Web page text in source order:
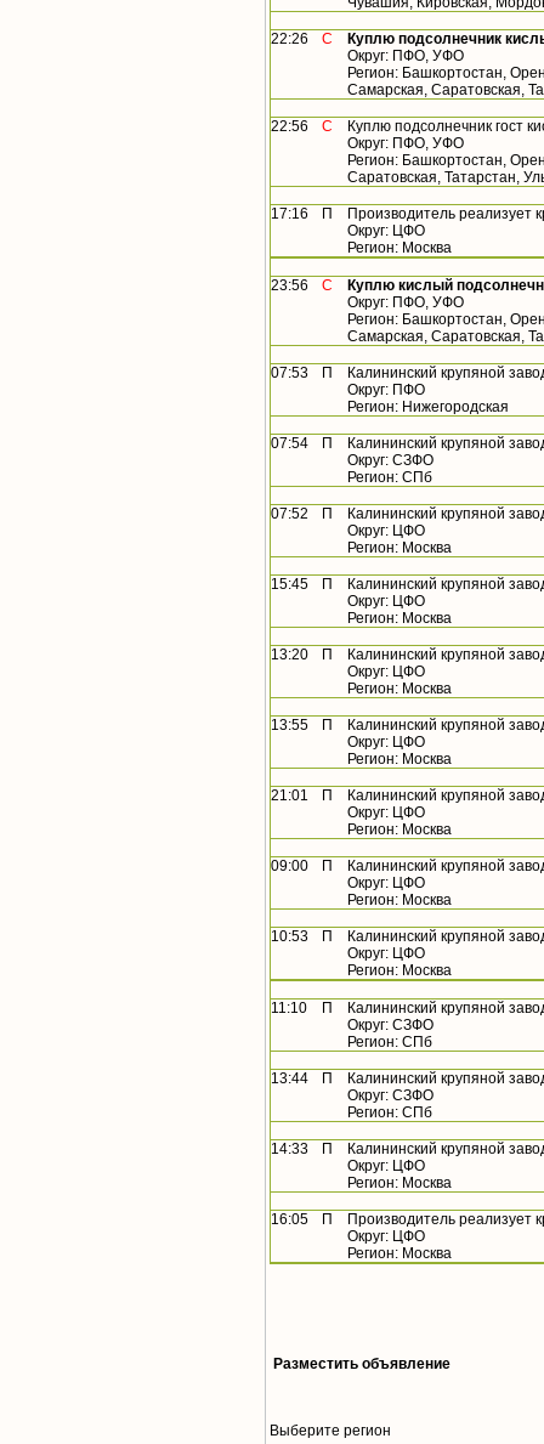
22:26 С
Куплю подсолнечник
Округ: ПФО, УФО
Регион: Башкортостан,
Самарская, Саратовская,
22:56 С
Куплю подсолнечник гост
Округ: ПФО, УФО
Регион: Башкортостан,
Саратовская, Татарстан,
17:16 П
Производитель
Округ: ЦФО
Регион: Москва
23:56 С
Куплю кислый
Округ: ПФО, УФО
Регион: Башкортостан,
Самарская, Саратовская,
07:53 П
Калининский крупяной
Округ: ПФО
Регион: Нижегородская
07:54 П
Калининский крупяной
Округ: СЗФО
Регион: СПб
07:52 П
Калининский крупяной
Округ: ЦФО
Регион: Москва
15:45 П
Калининский крупяной
Округ: ЦФО
Регион: Москва
13:20 П
Калининский крупяной
Округ: ЦФО
Регион: Москва
13:55 П
Калининский крупяной
Округ: ЦФО
Регион: Москва
21:01 П
Калининский крупяной
Округ: ЦФО
Регион: Москва
09:00 П
Калининский крупяной
Округ: ЦФО
Регион: Москва
10:53 П
Калининский крупяной
Округ: ЦФО
Регион: Москва
11:10 П
Калининский крупяной
Округ: СЗФО
Регион: СПб
13:44 П
Калининский крупяной
Округ: СЗФО
Регион: СПб
14:33 П
Калининский крупяной
Округ: ЦФО
Регион: Москва
16:05 П
Производитель
Округ: ЦФО
Регион: Москва
Разместить объявление
Выберите регион